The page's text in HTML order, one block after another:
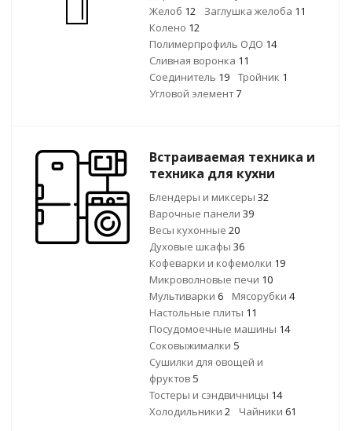
Желоб 12 Заглушка желоба 11
Колено 12
Полимерпрофиль ОДО 14
Сливная воронка 11
Соединитель 19 Тройник 1
Угловой элемент7
Встраиваемая техника и
техника для кухни
Блендеры и миксеры 32
Варочные панели 39
Весы кухонные 20
Духовые шкафы 36
Кофеварки и кофемолки 19
Микроволновые печи 10
Мультиварки 6 Мясорубки 4
Настольные плиты 11
Посудомоечные машины 14
Соковыжималки 5
Сушилки для овощей и
фруктов 5
Тостеры и сэндвичницы 14
Холодильники 2 Чайники 61